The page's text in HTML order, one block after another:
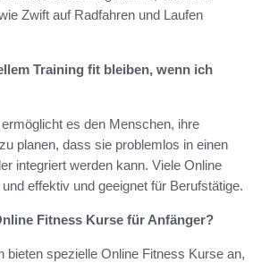
Zwift auf Radfahren und Laufen
Training fit bleiben, wenn ich
es den Menschen, ihre
planen, dass sie problemlos in einen
integriert werden kann. Viele Online
effektiv und geeignet für Berufstätige.
Fitness Kurse für Anfänger?
bieten spezielle Online Fitness Kurse an,